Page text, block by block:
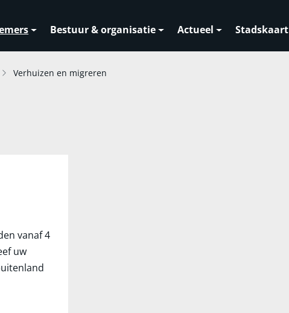
Bestuur & organisatie Actueel Stadskaart
Verhuizen en migreren
vanaf 4
uw